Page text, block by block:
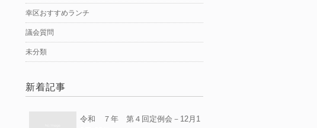
幸区おすすめランチ
議会質問
未分類
新着記事
令和 ７年 第４回定例会－12月1